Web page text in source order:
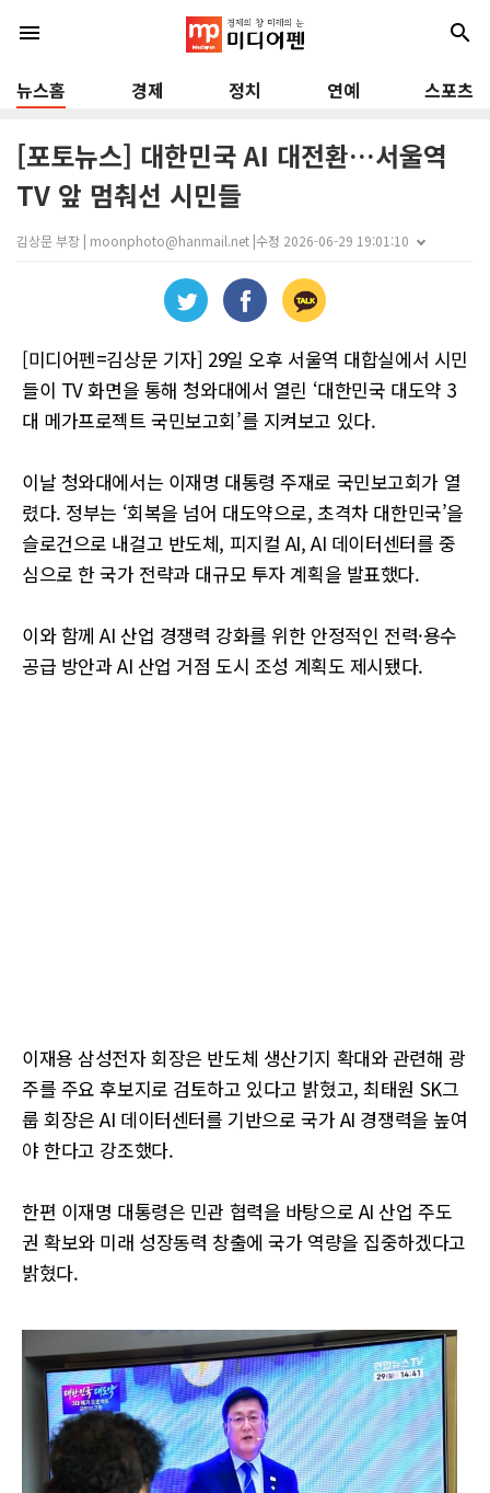
menu search
뉴스홈 경제 정치 연예 스포츠
[포토뉴스] 대한민국 AI 대전환…서울역
TV 앞 멈춰선 시민들
김상문 부장 | moonphoto@hanmail.net |수정 2026-06-29 19:01:10
[미디어펜=김상문 기자] 29일 오후 서울역 대합실에서 시민
들이 TV 화면을 통해 청와대에서 열린 ‘대한민국 대도약 3
대 메가프로젝트 국민보고회’를 지켜보고 있다.
이날 청와대에서는 이재명 대통령 주재로 국민보고회가 열
렸다. 정부는 ‘회복을 넘어 대도약으로, 초격차 대한민국’을
슬로건으로 내걸고 반도체, 피지컬 AI, AI 데이터센터를 중
심으로 한 국가 전략과 대규모 투자 계획을 발표했다.
이와 함께 AI 산업 경쟁력 강화를 위한 안정적인 전력·용수
공급 방안과 AI 산업 거점 도시 조성 계획도 제시됐다.
이재용 삼성전자 회장은 반도체 생산기지 확대와 관련해 광
주를 주요 후보지로 검토하고 있다고 밝혔고, 최태원 SK그
룹 회장은 AI 데이터센터를 기반으로 국가 AI 경쟁력을 높여
야 한다고 강조했다.
한편 이재명 대통령은 민관 협력을 바탕으로 AI 산업 주도
권 확보와 미래 성장동력 창출에 국가 역량을 집중하겠다고
밝혔다.